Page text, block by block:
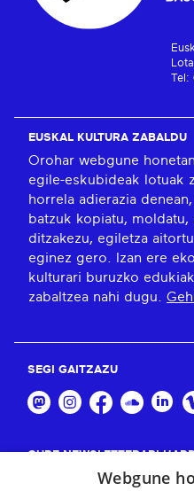
Tel:
EUSKAL KULTURA ZABALDU
Orohar webgune
egile-eskubideak lotuak
horrela adierazia
batzuk kopiatu, moldatu,
ditzakezu, egiletza
eginez gero. Izan ere
kulturari buruzko
zabaltzea nahi dugu.
SEGI GAITZAZU
GURE NEWSLETTERARI
Webgune